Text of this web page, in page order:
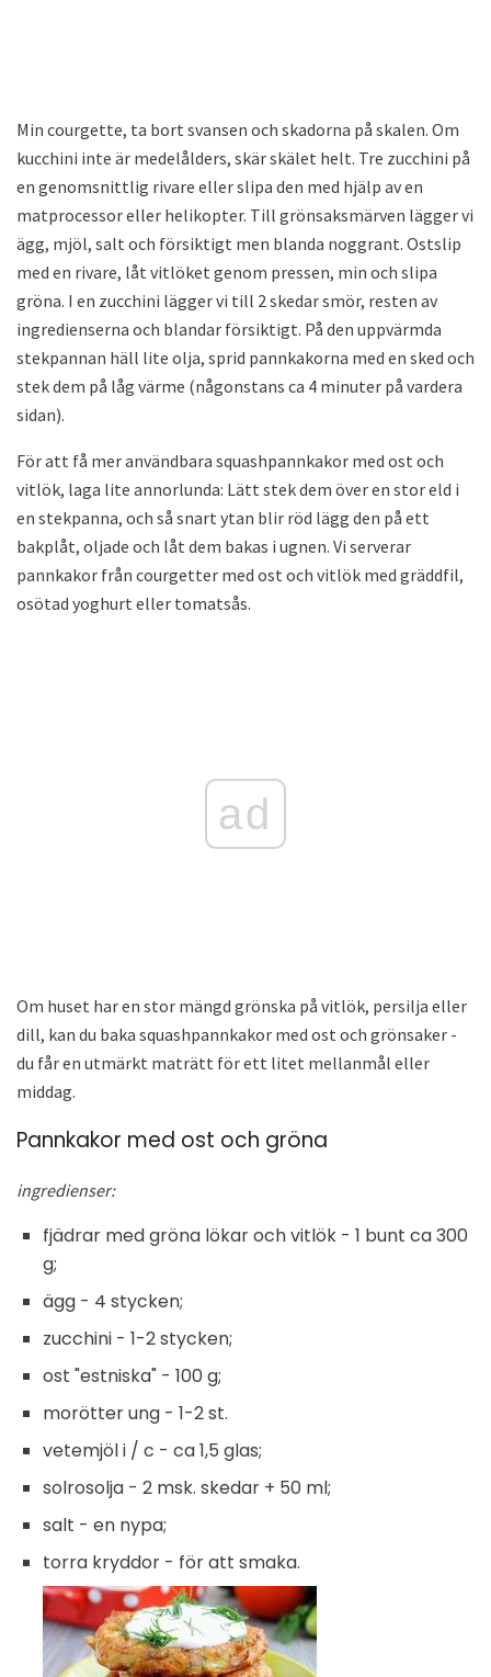
Min courgette, ta bort svansen och skadorna på skalen. Om
kucchini inte är medelålders, skär skälet helt. Tre zucchini på
en genomsnittlig rivare eller slipa den med hjälp av en
matprocessor eller helikopter. Till grönsaksmärven lägger vi
ägg, mjöl, salt och försiktigt men blanda noggrant. Ostslip
med en rivare, låt vitlöket genom pressen, min och slipa
gröna. I en zucchini lägger vi till 2 skedar smör, resten av
ingredienserna och blandar försiktigt. På den uppvärmda
stekpannan häll lite olja, sprid pannkakorna med en sked och
stek dem på låg värme (någonstans ca 4 minuter på vardera
sidan).
För att få mer användbara squashpannkakor med ost och
vitlök, laga lite annorlunda: Lätt stek dem över en stor eld i
en stekpanna, och så snart ytan blir röd lägg den på ett
bakplåt, oljade och låt dem bakas i ugnen. Vi serverar
pannkakor från courgetter med ost och vitlök med gräddfil,
osötad yoghurt eller tomatsås.
ad
Om huset har en stor mängd grönska på vitlök, persilja eller
dill, kan du baka squashpannkakor med ost och grönsaker -
du får en utmärkt maträtt för ett litet mellanmål eller
middag.
Pannkakor med ost och gröna
ingredienser:
fjädrar med gröna lökar och vitlök - 1 bunt ca 300
g;
ägg - 4 stycken;
zucchini - 1-2 stycken;
ost "estniska" - 100 g;
morötter ung - 1-2 st.
vetemjöl i / c - ca 1,5 glas;
solrosolja - 2 msk. skedar + 50 ml;
salt - en nypa;
torra kryddor - för att smaka.